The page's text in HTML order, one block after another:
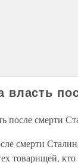
власть
после смерти
смерти
товарищей,